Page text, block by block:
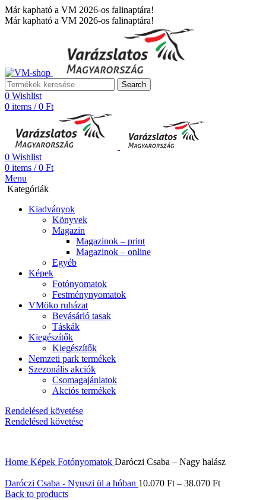
Már kapható a VM 2026-os falinaptára!
Már kapható a VM 2026-os falinaptára!
Search
0 Wishlist
0 items / 0 Ft
0 Wishlist
0 items / 0 Ft
Menu
Kategóriák
Kiadványok
Könyvek
Magazin
Magazinok – print
Magazinok – online
Egyéb
Képek
Fotónyomatok
Festménynyomatok
VMöko ruházat
Bevásárló tasak
Táskák
Kiegészítők
Kiegészítők
Nemzeti park termékek
Szezonális akciók
Csomagajánlatok
Akciós termékek
Rendelésed követése
Rendelésed követése
Home Képek Fotónyomatok Daróczi Csaba – Nagy halász
Daróczi Csaba - Nyuszi ül a hóban 10.070 Ft – 38.070 Ft
Back to products